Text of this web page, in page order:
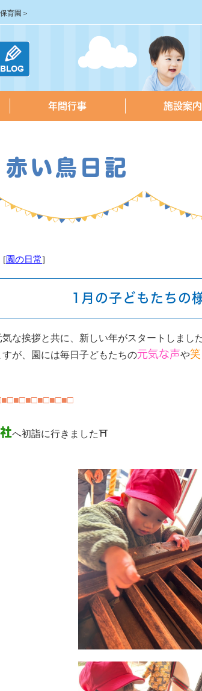
育園＞
年間行事 施設案内
赤い鳥日記
[園の日常]
1月の子どもたちの
な挨拶と共に、新しい年がスタートしまし
が、園には毎日子どもたちの元気な声や
へ初詣に行きました⛩️